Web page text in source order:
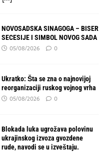
NOVOSADSKA SINAGOGA – BISER
SECESIJE I SIMBOL NOVOG SADA
05/08/2026 0
Ukratko: Šta se zna o najnovijoj
reorganizaciji ruskog vojnog vrha
05/08/2026 0
Blokada luka ugrožava polovinu
ukrajinskog izvoza gvozdene
rude, navodi se u izveštaju.